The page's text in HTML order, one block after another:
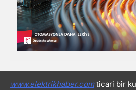
www.elektrikhaber.comticari bir